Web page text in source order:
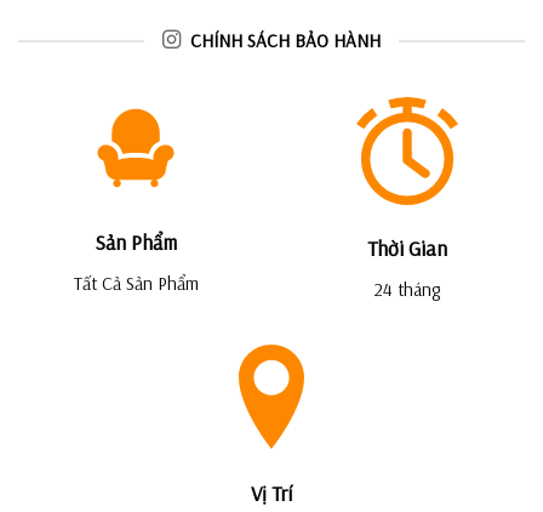
CHÍNH SÁCH BẢO HÀNH
Sản Phẩm
Tất Cả Sản Phẩm
Thời Gian
24 tháng
Vị Trí